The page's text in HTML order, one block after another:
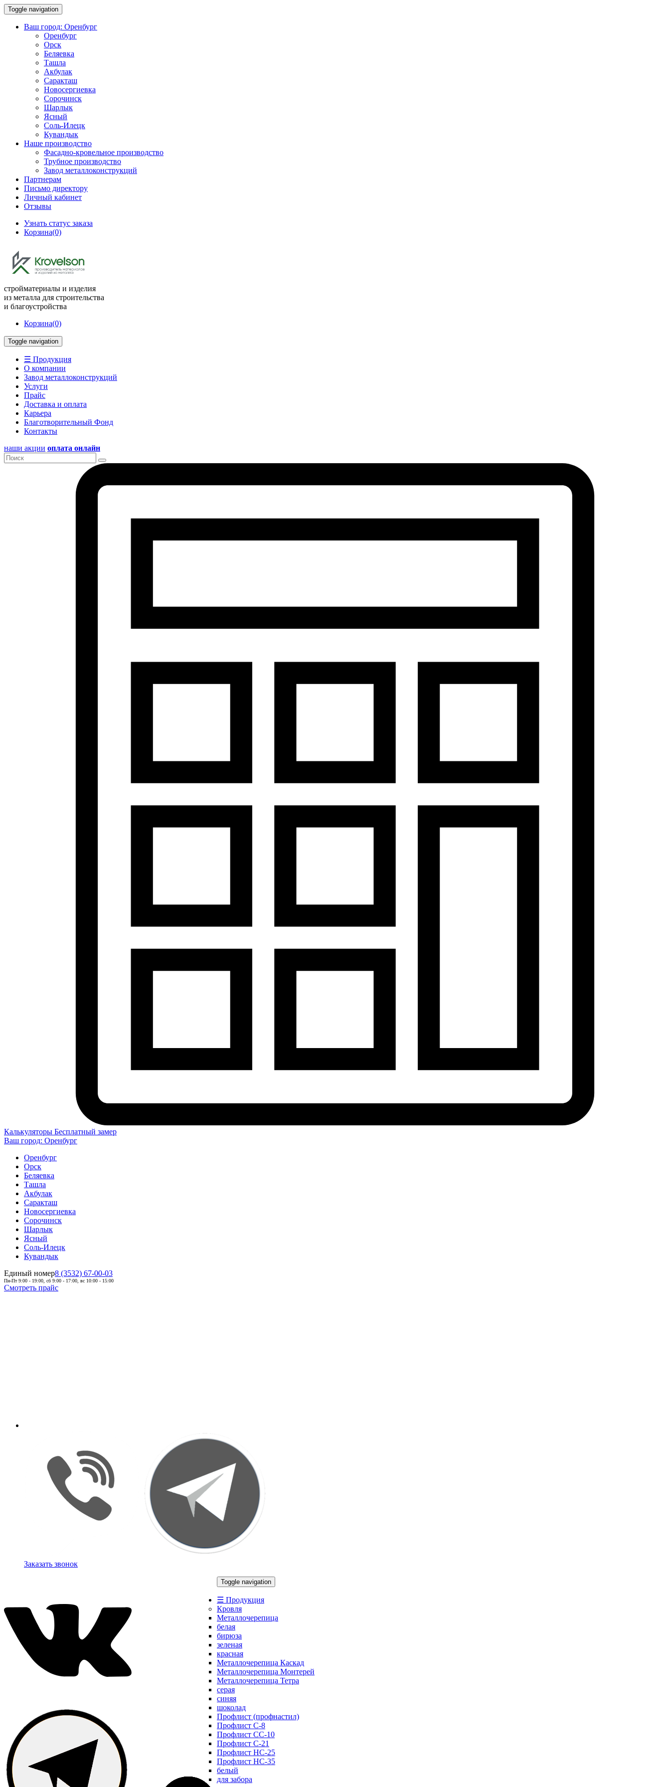
Toggle navigation
Ваш город: Оренбург
Оренбург
Орск
Беляевка
Ташла
Акбулак
Саракташ
Новосергиевка
Сорочинск
Шарлык
Ясный
Соль-Илецк
Кувандык
Наше производство
Фасадно-кровельное производство
Трубное производство
Завод металлоконструкций
Партнерам
Письмо директору
Личный кабинет
Отзывы
Узнать статус заказа
Корзина(0)
стройматериалы и изделия
из металла для строительства
и благоустройства
Корзина(0)
Toggle navigation
☰ Продукция
О компании
Завод металлоконструкций
Услуги
Прайс
Доставка и оплата
Карьера
Благотворительный Фонд
Контакты
наши акции оплата онлайн
Калькуляторы Бесплатный замер
Ваш город: Оренбург
Оренбург
Орск
Беляевка
Ташла
Акбулак
Саракташ
Новосергиевка
Сорочинск
Шарлык
Ясный
Соль-Илецк
Кувандык
Единый номер8 (3532) 67-00-03
Пн-Пт 9:00 - 19:00, сб 9:00 - 17:00, вс 10:00 - 15:00
Смотреть прайс
Заказать звонок
Toggle navigation
☰ Продукция
Кровля
Металлочерепица
белая
бирюза
зеленая
красная
Металлочерепица Каскад
Металлочерепица Монтерей
Металлочерепица Тетра
серая
синяя
шоколад
Профлист (профнастил)
Профлист С-8
Профлист СС-10
Профлист C-21
Профлист НС-25
Профлист НС-35
белый
для забора